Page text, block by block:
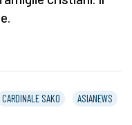
CARDINALE SAKO ASIANEWS